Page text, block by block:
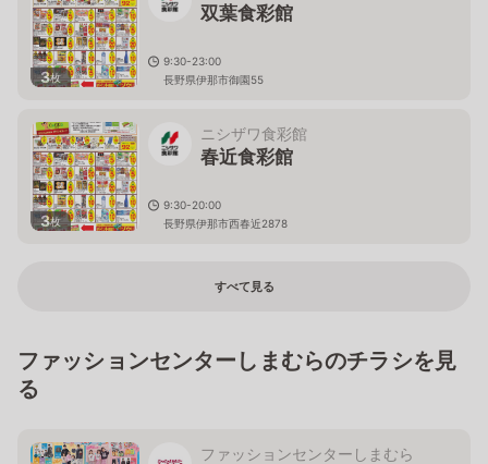
3枚
双葉食彩館
9:30-23:00
長野県伊那市御園55
3枚
ニシザワ食彩館
春近食彩館
9:30-20:00
長野県伊那市西春近2878
すべて見る
ファッションセンターしまむらのチラシを見
る
ファッションセンターしまむら